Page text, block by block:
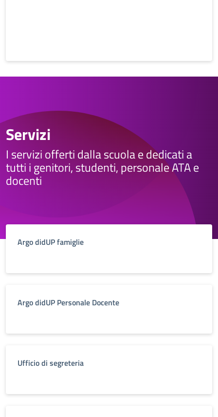
Servizi
I servizi offerti dalla scuola e dedicati a
tutti i genitori, studenti, personale ATA e
docenti
Argo didUP famiglie
Argo didUP Personale Docente
Ufficio di segreteria